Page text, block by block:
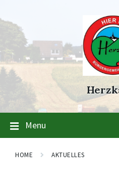
content
main
navigation
footer
Menu
HOME AKTUELLES